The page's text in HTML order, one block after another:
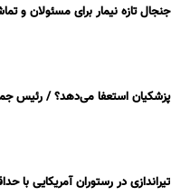
جنجال تازه نیمار برای مسئولان و
پزشکیان استعفا می‌دهد؟ / رئیس
تیراندازی در رستوران آمریکایی با حداقل ۳ کشته +